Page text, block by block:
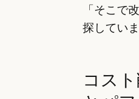
「そこで
探していま
コス